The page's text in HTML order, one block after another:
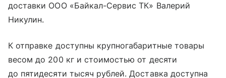
доставки ООО «Байкал-Сервис ТК» Валерий
Никулин.
К отправке доступны крупногабаритные товары
весом до 200 кг и стоимостью от десяти
до пятидесяти тысяч рублей. Доставка доступна